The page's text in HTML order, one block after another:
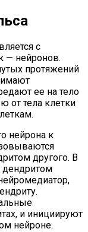
с
— нейронов.
протяжений
ее на тело
от тела клетки
нейрона к
другого. В
дендритом
и инициируют
нейроне.